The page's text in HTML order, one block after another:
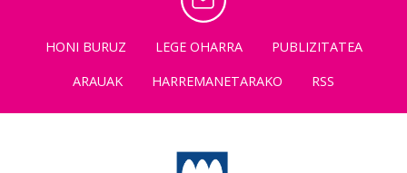
HONI BURUZ LEGE OHARRA
PUBLIZITATEA
ARAUAK
HARREMANETARAKO RSS